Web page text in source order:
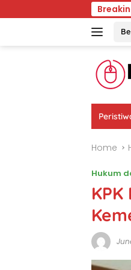
to
Home
Hukum